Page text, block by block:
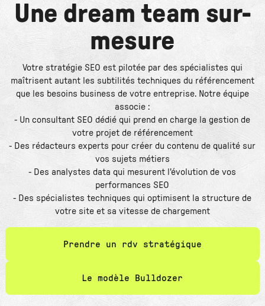
Une dream team sur-
mesure
Votre stratégie SEO est pilotée par des spécialistes qui
maîtrisent autant les subtilités techniques du référencement
que les besoins business de votre entreprise. Notre équipe
associe :
- Un consultant SEO dédié qui prend en charge la gestion de
votre projet de référencement
- Des rédacteurs experts pour créer du contenu de qualité sur
vos sujets métiers
- Des analystes data qui mesurent l'évolution de vos
performances SEO
- Des spécialistes techniques qui optimisent la structure de
votre site et sa vitesse de chargement
Prendre un rdv stratégique
Le modèle Bulldozer